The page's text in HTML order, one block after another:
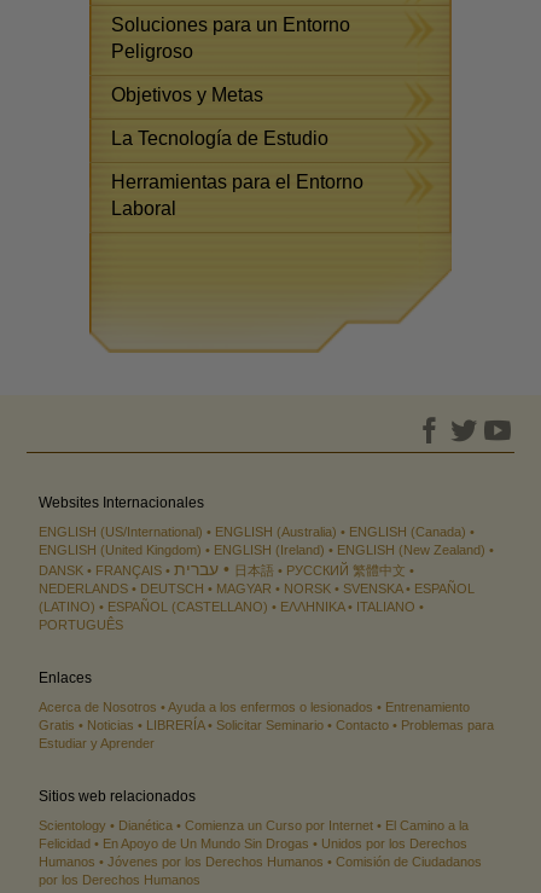
Soluciones para un Entorno
Peligroso
Objetivos y Metas
La Tecnología de Estudio
Herramientas para el Entorno
Laboral
Websites Internacionales
ENGLISH (US/International) ENGLISH (Australia)
ENGLISH (Canada)
ENGLISH (United Kingdom)
ENGLISH (Ireland)
ENGLISH (New Zealand)
DANSK
FRANÇAIS עברית 日本語 РУССКИЙ 繁體中文
NEDERLANDS
DEUTSCH MAGYAR NORSK SVENSKA
ESPAÑOL
(LATINO)
ESPAÑOL (CASTELLANO) ΕΛΛΗΝΙΚA
ITALIANO
PORTUGUÊS
Enlaces
Acerca de Nosotros Ayuda a los enfermos o lesionados
Entrenamiento
Gratis
Noticias LIBRERÍA Solicitar Seminario Contacto
Problemas para
Estudiar y Aprender
Sitios web relacionados
Scientology Dianética Comienza un Curso por Internet
El Camino a la
Felicidad
En Apoyo de Un Mundo Sin Drogas
Unidos por los Derechos
Humanos
Jóvenes por los Derechos Humanos
Comisión de Ciudadanos
por los Derechos Humanos